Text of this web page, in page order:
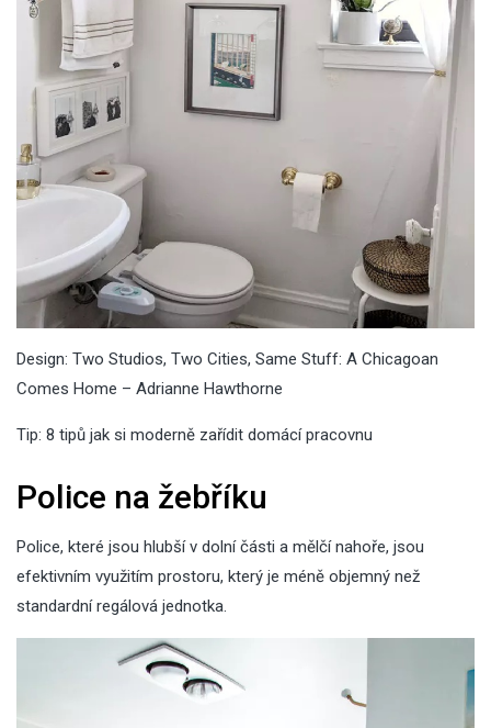
Design: Two Studios, Two Cities, Same Stuff: A Chicagoan
Comes Home – Adrianne Hawthorne
Tip: 8 tipů jak si moderně zařídit domácí pracovnu
Police na žebříku
Police, které jsou hlubší v dolní části a mělčí nahoře, jsou
efektivním využitím prostoru, který je méně objemný než
standardní regálová jednotka.